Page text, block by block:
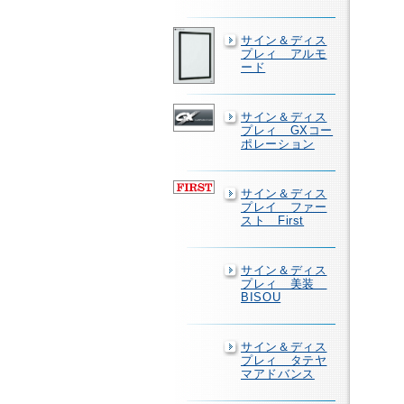
サイン＆ディス
プレィ アルモ
ード
サイン＆ディス
プレィ GXコー
ポレーション
サイン＆ディス
プレイ ファー
スト First
サイン＆ディス
プレィ 美装
BISOU
サイン＆ディス
プレィ タテヤ
マアドバンス